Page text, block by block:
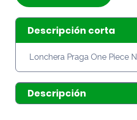
Descripción corta
Lonchera Praga One Piece
Descripción